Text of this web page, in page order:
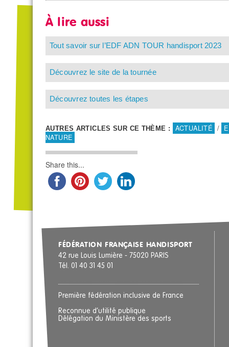
À lire aussi
Tout savoir sur l’EDF ADN TOUR handisport 2023
Découvrez le site de la tournée
Découvrez toutes les étapes
AUTRES ARTICLES SUR CE THÈME : ACTUALITÉ /
NATURE
Share this...
FÉDÉRATION FRANÇAISE HANDISPORT
42 rue Louis Lumière - 75020 PARIS
Tél. 01 40 31 45 01
Première fédération inclusive de France
Reconnue d’utilité publique
Délégation du Ministère des sports